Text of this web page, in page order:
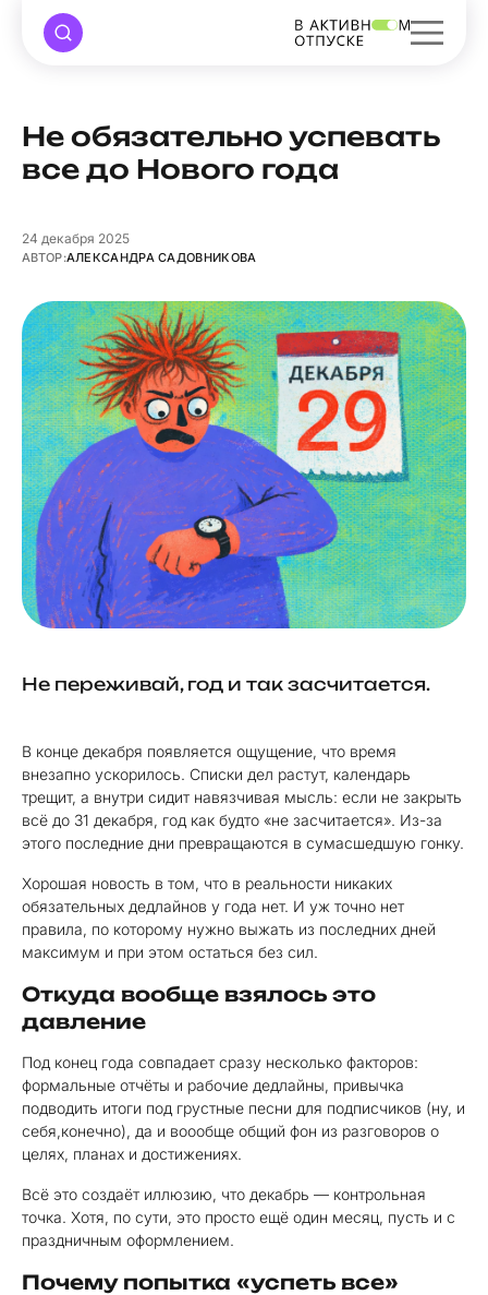
Не обязательно успевать
все до Нового года
24 декабря 2025
АВТОР:АЛЕКСАНДРА САДОВНИКОВА
Не переживай, год и так засчитается.
В конце декабря появляется ощущение, что время
внезапно ускорилось. Списки дел растут, календарь
трещит, а внутри сидит навязчивая мысль: если не закрыть
всё до 31 декабря, год как будто «не засчитается». Из-за
этого последние дни превращаются в сумасшедшую гонку.
Хорошая новость в том, что в реальности никаких
обязательных дедлайнов у года нет. И уж точно нет
правила, по которому нужно выжать из последних дней
максимум и при этом остаться без сил.
Откуда вообще взялось это
давление
Под конец года совпадает сразу несколько факторов:
формальные отчёты и рабочие дедлайны, привычка
подводить итоги под грустные песни для подписчиков (ну, и
себя,конечно), да и воообще общий фон из разговоров о
целях, планах и достижениях.
Всё это создаёт иллюзию, что декабрь — контрольная
точка. Хотя, по сути, это просто ещё один месяц, пусть и с
праздничным оформлением.
Почему попытка «успеть все»